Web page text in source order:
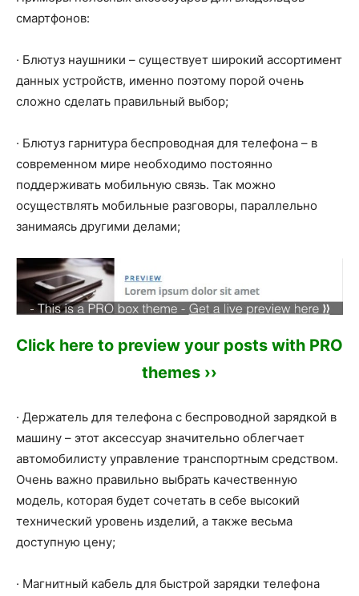
смартфонов:
· Блютуз наушники – существует широкий ассортимент
данных устройств, именно поэтому порой очень
сложно сделать правильный выбор;
· Блютуз гарнитура беспроводная для телефона – в
современном мире необходимо постоянно
поддерживать мобильную связь. Так можно
осуществлять мобильные разговоры, параллельно
занимаясь другими делами;
Click here to preview your posts with PRO
themes ››
· Держатель для телефона с беспроводной зарядкой в
машину – этот аксессуар значительно облегчает
автомобилисту управление транспортным средством.
Очень важно правильно выбрать качественную
модель, которая будет сочетать в себе высокий
технический уровень изделий, а также весьма
доступную цену;
· Магнитный кабель для быстрой зарядки телефона